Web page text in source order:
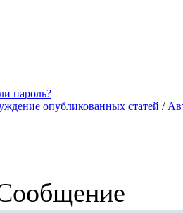
пароль?
опубликованных статей /